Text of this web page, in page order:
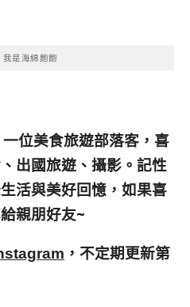
我是海綿飽飽
位美食旅遊部落客， 喜
出國旅遊、攝影。 記性
活與美好回憶， 如果喜
親朋好友~
，不定期更新第